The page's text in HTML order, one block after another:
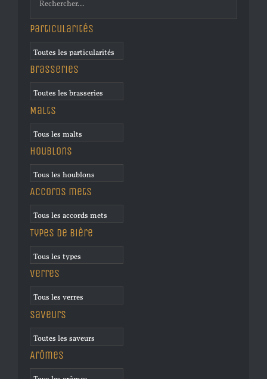
Particularités
Brasseries
Malts
Houblons
Accords mets
Types de bière
Verres
Saveurs
Arômes